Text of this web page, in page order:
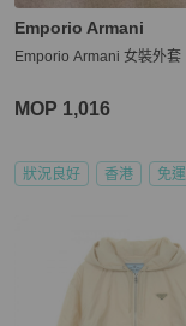
Emporio Armani
Emporio Armani 女裝外套
MOP 1,016
狀況良好 香港 免運